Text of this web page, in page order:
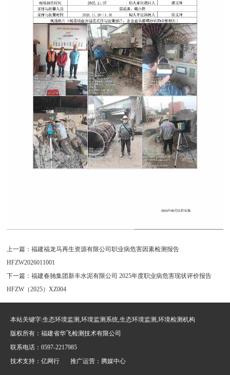
上一篇：福建福龙马再生资源有限公司职业病危害因素检测报告
HFZW2026011001
下一篇：福建春驰集团新丰水泥有限公司 2025年度职业病危害现状评价报告
HFZW（2025）XZ004
本站关键字:生态环境监测,环境监测系统,生态环境监测,环境检测机构
版权所有：福建省华飞检测技术有限公司
联系电话：0597-2217985
技术支持： 亿网行 推广运营： 腾媒中心